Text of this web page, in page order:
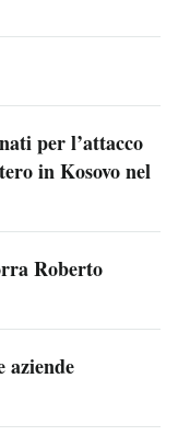
per l’attacco
in Kosovo nel
Roberto